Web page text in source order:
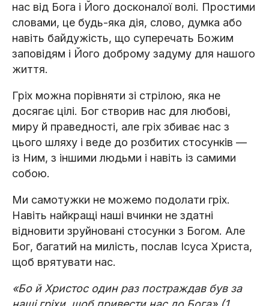
нас від Бога і Його досконалої волі. Простими
словами, це будь-яка дія, слово, думка або
навіть байдужість, що суперечать Божим
заповідям і Його доброму задуму для нашого
життя.
Гріх можна порівняти зі стрілою, яка не
досягає цілі. Бог створив нас для любові,
миру й праведності, але гріх збиває нас з
цього шляху і веде до розбитих стосунків —
із Ним, з іншими людьми і навіть із самими
собою.
Ми самотужки не можемо подолати гріх.
Навіть найкращі наші вчинки не здатні
відновити зруйновані стосунки з Богом. Але
Бог, багатий на милість, послав Ісуса Христа,
щоб врятувати нас.
«Бо й Христос один раз постраждав був за